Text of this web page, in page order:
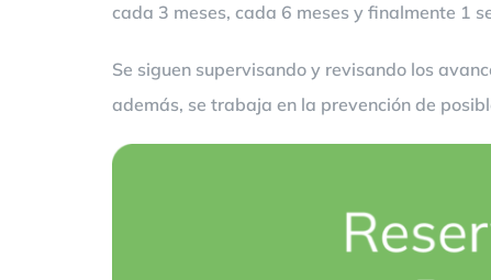
cada 3 meses, cada 6 meses y finalmente 1
Se siguen supervisando y revisando los
además, se trabaja en la prevención de